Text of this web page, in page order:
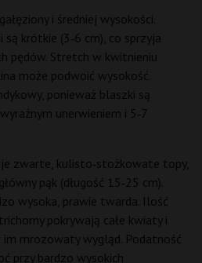
i średniej wysokości.
są krótkie (3‑6 cm), co sprzyja
pędów. Stretch w kwitnieniu
może podwoić wysokość.
ponieważ blaszki są
unerwieniem i 5‑7
zwarte, kulisto‑stożkowate topy,
pąk (długość 15‑25 cm).
wysoka, prawie twarda. Ilość
pokrywają całe kwiaty i
im mrozowaty wygląd. Podatność
przy bardzo wysokich